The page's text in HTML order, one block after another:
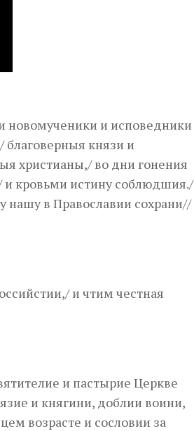
новомученики и исповедники
благоверныя князи и
христианы,/ во дни гонения
и кровьми истину соблюдшия./
нашу в Православии сохрани//
и чтим честная
и пастырие Церкве
и княгини, доблии воини,
возрасте и сословии за